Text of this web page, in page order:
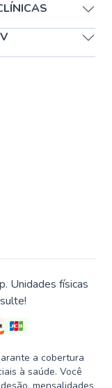
Unidades físicas
a cobertura
à saúde. Você